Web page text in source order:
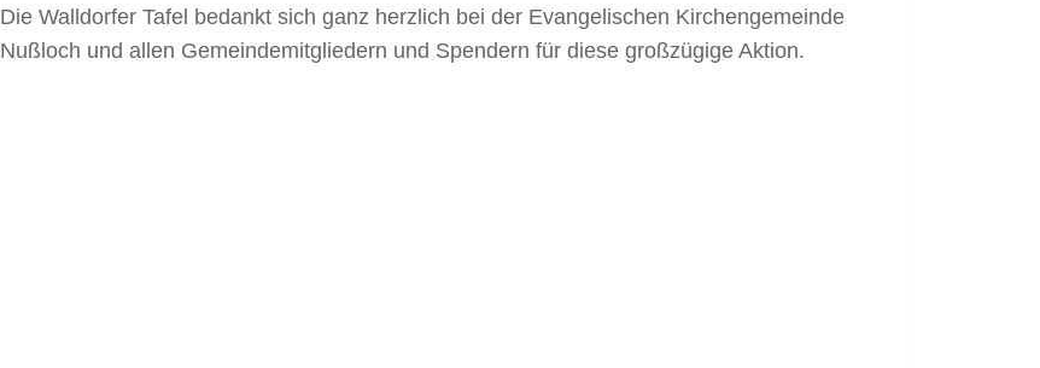
Die Walldorfer Tafel bedankt sich ganz herzlich bei der Evangelischen Kirchengemeinde
Nußloch und allen Gemeindemitgliedern und Spendern für diese großzügige Aktion.